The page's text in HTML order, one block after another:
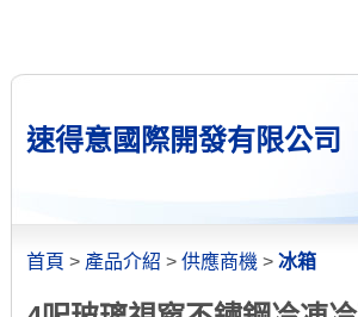
速得意國際開發有限公司
首頁 > 產品介紹 > 供應商機 > 冰箱